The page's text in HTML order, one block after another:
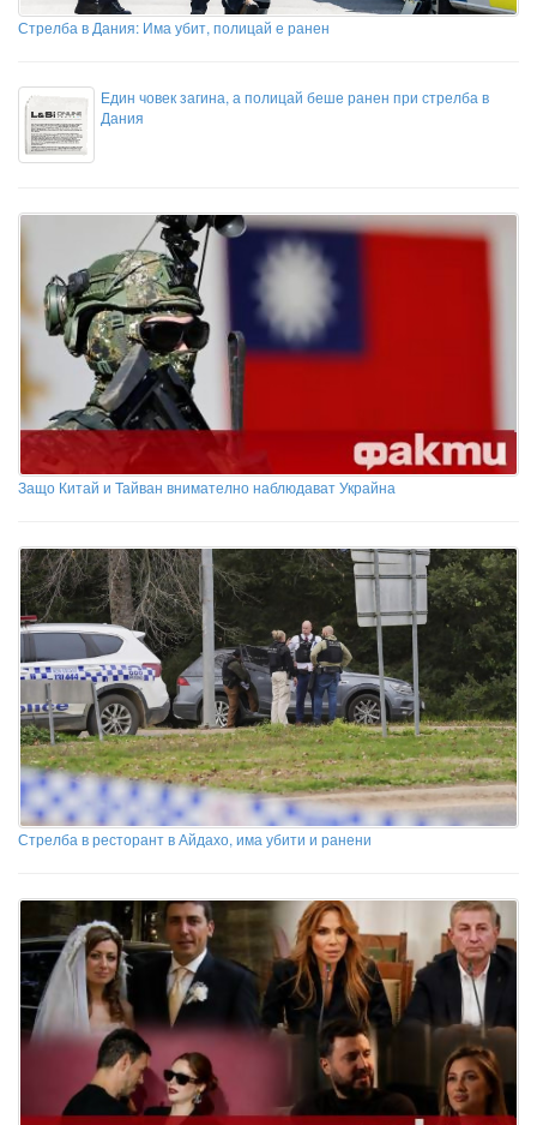
Стрелба в Дания: Има убит, полицай е ранен
Един човек загина, а полицай беше ранен при стрелба в
Дания
Защо Китай и Тайван внимателно наблюдават Украйна
Стрелба в ресторант в Айдахо, има убити и ранени